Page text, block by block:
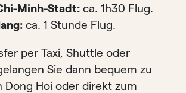
Minh-Stadt: ca. 1h30 Flug.
ca. 1 Stunde Flug.
per Taxi, Shuttle oder
Sie dann bequem zu
Dong Hoi oder direkt zum